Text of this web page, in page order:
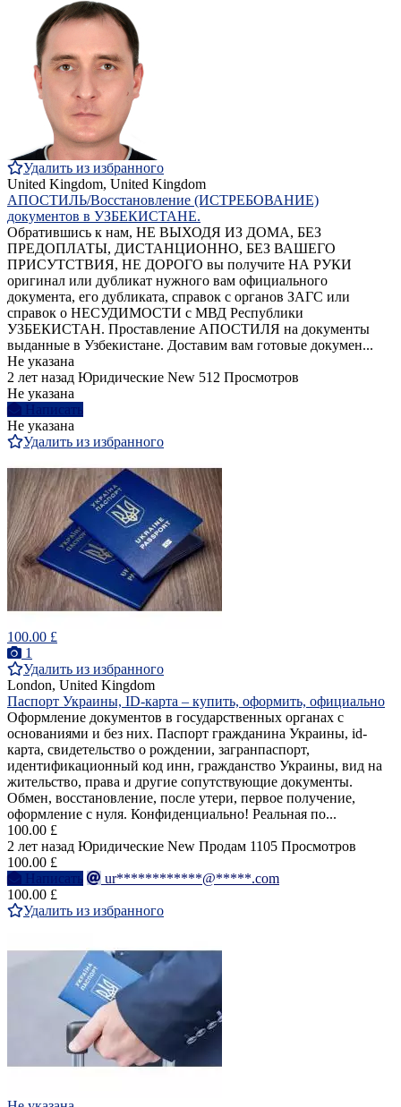
Удалить из избранного
United Kingdom, United Kingdom
АПОСТИЛЬ/Восстановление (ИСТРЕБОВАНИЕ)
документов в УЗБЕКИСТАНЕ.
Обратившись к нам, НЕ ВЫХОДЯ ИЗ ДОМА, БЕЗ
ПРЕДОПЛАТЫ, ДИСТАНЦИОННО, БЕЗ ВАШЕГО
ПРИСУТСТВИЯ, НЕ ДОРОГО вы получите НА РУКИ
оригинал или дубликат нужного вам официального
документа, его дубликата, справок с органов ЗАГС или
справок о НЕСУДИМОСТИ с МВД Республики
УЗБЕКИСТАН. Проставление АПОСТИЛЯ на документы
выданные в Узбекистане. Доставим вам готовые докумен...
Не указана
2 лет назад Юридические New 512 Просмотров
Не указана
Написать
Не указана
Удалить из избранного
100.00 £
1
Удалить из избранного
London, United Kingdom
Паспорт Украины, ID-карта – купить, оформить, официально
Оформление документов в государственных органах с
основаниями и без них. Паспорт гражданина Украины, id-
карта, свидетельство о рождении, загранпаспорт,
идентификационный код инн, гражданство Украины, вид на
жительство, права и другие сопутствующие документы.
Обмен, восстановление, после утери, первое получение,
оформление с нуля. Конфиденциально! Реальная по...
100.00 £
2 лет назад Юридические New Продам 1105 Просмотров
100.00 £
Написать
ur************@*****.com
100.00 £
Удалить из избранного